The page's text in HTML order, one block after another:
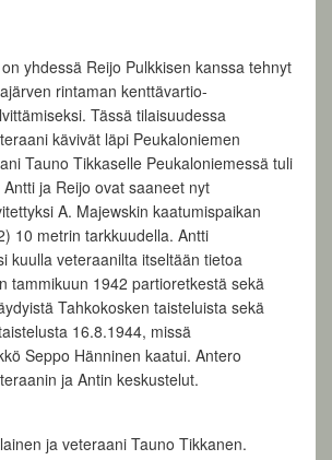
yhdessä Reijo Pulkkisen kanssa tehnyt
rintaman kenttävartio-
Tässä tilaisuudessa
kävivät läpi Peukaloniemen
Tauno Tikkaselle Peukaloniemessä tuli
ja Reijo ovat saaneet nyt
A. Majewskin kaatumispaikan
10 metrin tarkkuudella. Antti
kuulla veteraanilta itseltään tietoa
tammikuun 1942 partioretkestä sekä
Tahkokosken taisteluista sekä
16.8.1944, missä
Seppo Hänninen kaatui. Antero
ja Antin keskustelut.
ja veteraani Tauno Tikkanen.